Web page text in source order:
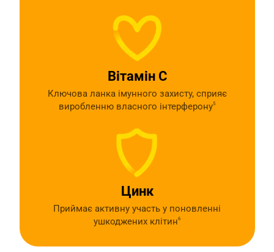
Вітамін С
Ключова ланка імунного захисту, сприяє
виробленню власного інтерферону5
Цинк
Приймає активну участь у поновленні
ушкоджених клітин6